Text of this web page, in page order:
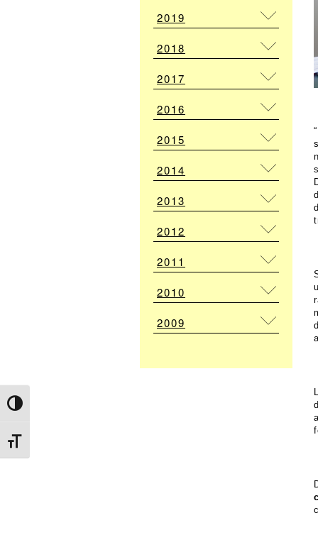
Attiva/disattiva alto contrasto
Attiva/disattiva dimensione testo
2019
2018
2017
2016
2015
2014
2013
2012
2011
2010
2009